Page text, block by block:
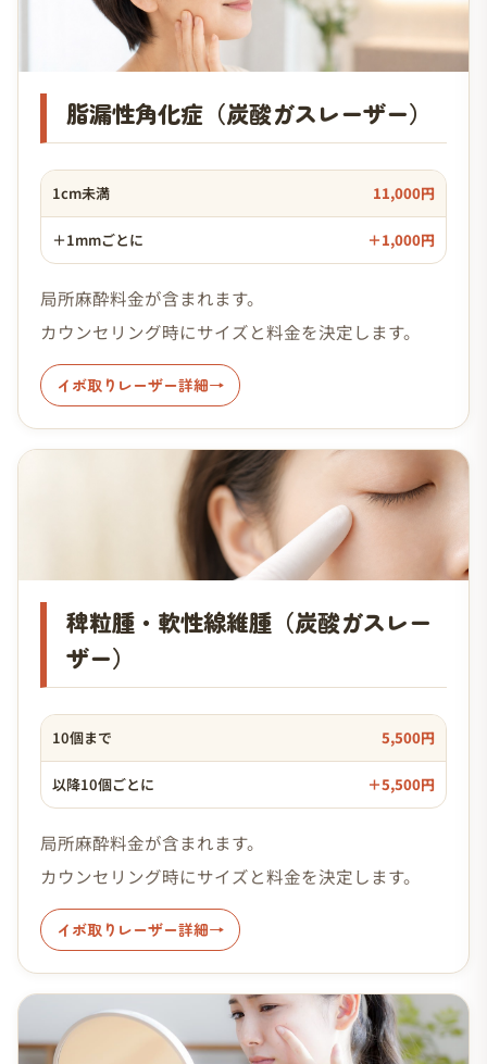
脂漏性角化症（炭酸ガスレーザー）
1cm未満 11,000円
＋1mmごとに ＋1,000円
局所麻酔料金が含まれます。
カウンセリング時にサイズと料金を決定します。
イボ取りレーザー詳細
稗粒腫・軟性線維腫（炭酸ガスレー
ザー）
10個まで 5,500円
以降10個ごとに ＋5,500円
局所麻酔料金が含まれます。
カウンセリング時にサイズと料金を決定します。
イボ取りレーザー詳細